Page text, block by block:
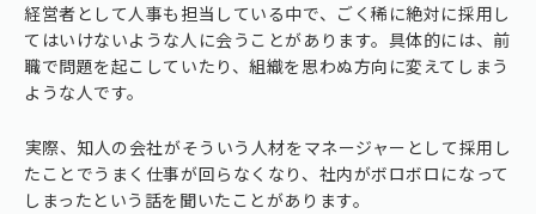
経営者として人事も担当している中で、ごく稀に絶対に採用し
てはいけないような人に会うことがあります。具体的には、前
職で問題を起こしていたり、組織を思わぬ方向に変えてしまう
ような人です。
⁠実際、知人の会社がそういう人材をマネージャーとして採用し
たことでうまく仕事が回らなくなり、社内がボロボロになって
しまったという話を聞いたことがあります。